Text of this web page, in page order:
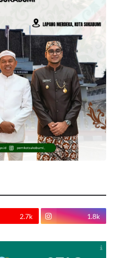
2.7k 1.8k